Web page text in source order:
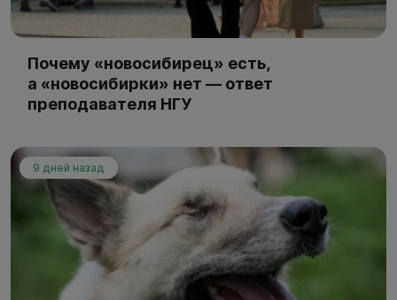
Почему «новосибирец» есть,
а «новосибирки» нет — ответ
преподавателя НГУ
9 дней назад